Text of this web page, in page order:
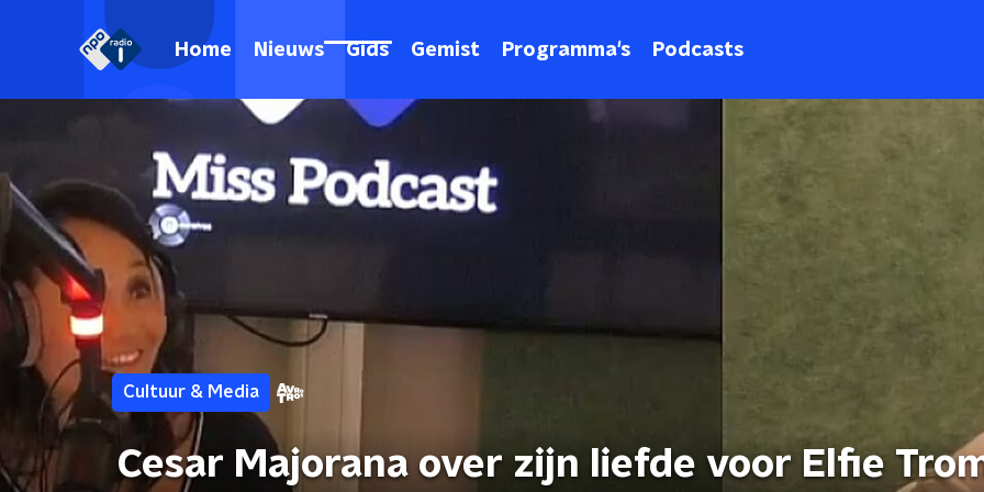
Home Nieuws Gids Gemist Programma's Podcasts
Cultuur & Media
Cesar Majorana over zijn liefde voor Elfie